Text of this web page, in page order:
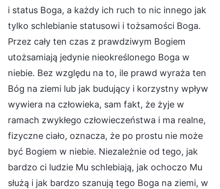
i status Boga, a każdy ich ruch to nic innego jak
tylko schlebianie statusowi i tożsamości Boga.
Przez cały ten czas z prawdziwym Bogiem
utożsamiają jedynie nieokreślonego Boga w
niebie. Bez względu na to, ile prawd wyraża ten
Bóg na ziemi lub jak budujący i korzystny wpływ
wywiera na człowieka, sam fakt, że żyje w
ramach zwykłego człowieczeństwa i ma realne,
fizyczne ciało, oznacza, że po prostu nie może
być Bogiem w niebie. Niezależnie od tego, jak
bardzo ci ludzie Mu schlebiają, jak ochoczo Mu
służą i jak bardzo szanują tego Boga na ziemi, w